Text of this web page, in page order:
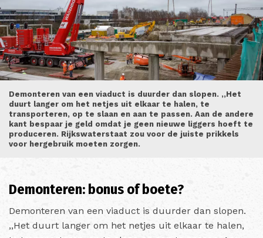
Demonteren van een viaduct is duurder dan slopen. ,,Het
duurt langer om het netjes uit elkaar te halen, te
transporteren, op te slaan en aan te passen. Aan de andere
kant bespaar je geld omdat je geen nieuwe liggers hoeft te
produceren. Rijkswaterstaat zou voor de juiste prikkels
voor hergebruik moeten zorgen.
Demonteren: bonus of boete?
Demonteren van een viaduct is duurder dan slopen.
,,Het duurt langer om het netjes uit elkaar te halen,